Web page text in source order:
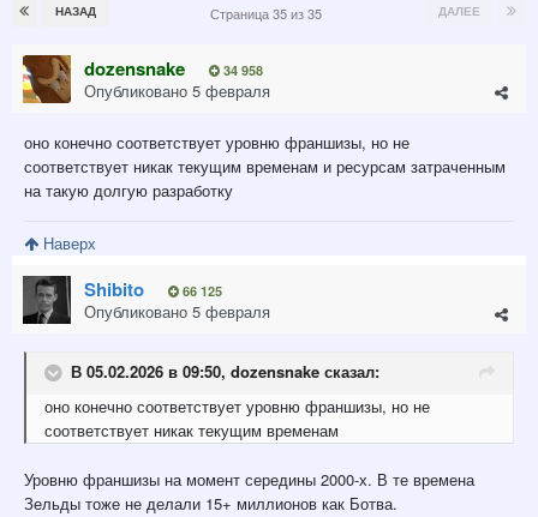
НАЗАД ДАЛЕЕ
Страница 35 из 35
dozensnake 34 958
Опубликовано 5 февраля
оно конечно соответствует уровню франшизы, но не
соответствует никак текущим временам и ресурсам затраченным
на такую долгую разработку
Наверх
Shibito 66 125
Опубликовано 5 февраля
В 05.02.2026 в 09:50, dozensnake сказал:
оно конечно соответствует уровню франшизы, но не
соответствует никак текущим временам
Уровню франшизы на момент середины 2000-х. В те времена
Зельды тоже не делали 15+ миллионов как Ботва.